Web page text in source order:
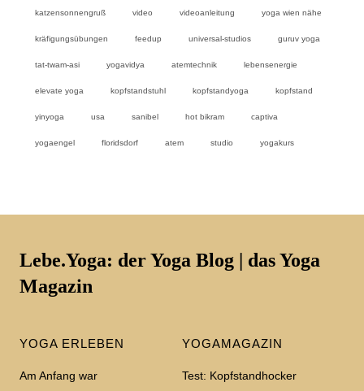
katzensonnengruß video videoanleitung yoga wien nähe
kräfigungsübungen feedup universal-studios guruv yoga
tat-twam-asi yogavidya atemtechnik lebensenergie
elevate yoga kopfstandstuhl kopfstandyoga kopfstand
yinyoga usa sanibel hot bikram captiva
yogaengel floridsdorf atem studio yogakurs
Lebe.Yoga: der Yoga Blog | das Yoga
Magazin
YOGA ERLEBEN
Am Anfang war
YOGAMAGAZIN
Test: Kopfstandhocker